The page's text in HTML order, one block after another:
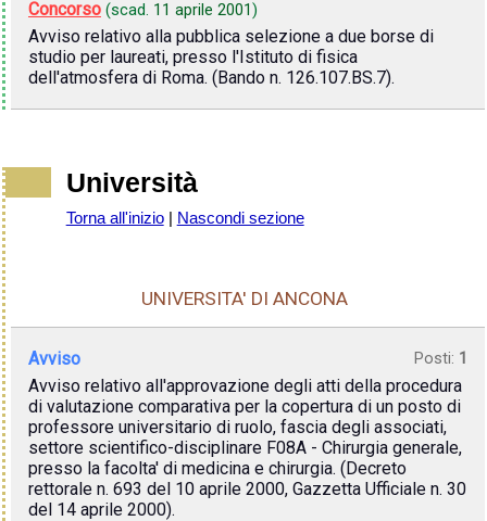
Concorso (scad. 11 aprile 2001)
Avviso relativo alla pubblica selezione a due borse di
studio per laureati, presso l'Istituto di fisica
dell'atmosfera di Roma. (Bando n. 126.107.BS.7).
Università
Torna all'inizio| Nascondi sezione
UNIVERSITA' DI ANCONA
Avviso Posti: 1
Avviso relativo all'approvazione degli atti della procedura
di valutazione comparativa per la copertura di un posto di
professore universitario di ruolo, fascia degli associati,
settore scientifico-disciplinare F08A - Chirurgia generale,
presso la facolta' di medicina e chirurgia. (Decreto
rettorale n. 693 del 10 aprile 2000, Gazzetta Ufficiale n. 30
del 14 aprile 2000).